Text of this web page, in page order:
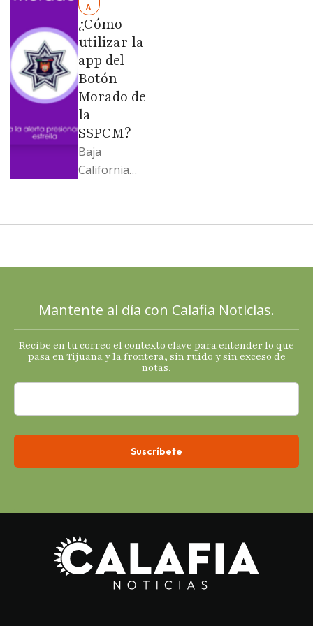
Moreno no
soportó; Los
…
A
¿Cómo
utilizar la
app del
Botón
Morado de
la
SSPCM?
Baja
California
2025 con
termómetro
s
económicos.
Mantente al día con Calafia Noticias.
Recibe en tu correo el contexto clave para entender lo que
pasa en Tijuana y la frontera, sin ruido y sin exceso de
notas.